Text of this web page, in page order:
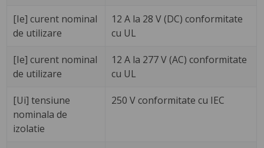
[Ie] curent nominal
de utilizare
12 A la 28 V (DC) conformitate
cu UL
[Ie] curent nominal
de utilizare
12 A la 277 V (AC) conformitate
cu UL
[Ui] tensiune
nominala de
izolatie
250 V conformitate cu IEC